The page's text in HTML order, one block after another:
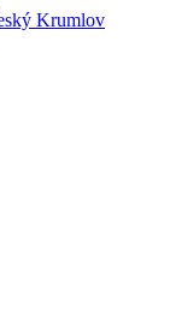
Krumlov